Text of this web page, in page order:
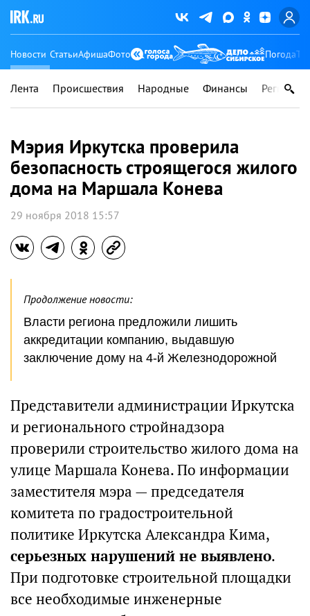
Новости СтатьиАфишаФото Погода
Лента Происшествия Народные Финансы Регионы
Мэрия Иркутска проверила
безопасность строящегося жилого
дома на Маршала Конева
29 ноября 2018 15:57
Продолжение новости:
Власти региона предложили лишить
аккредитации компанию, выдавшую
заключение дому на 4-й Железнодорожной
Представители администрации Иркутска
и регионального стройнадзора
проверили строительство жилого дома на
улице Маршала Конева. По информации
заместителя мэра — председателя
комитета по градостроительной
политике Иркутска Александра Кима,
серьезных нарушений не выявлено.
При подготовке строительной площадки
все необходимые инженерные